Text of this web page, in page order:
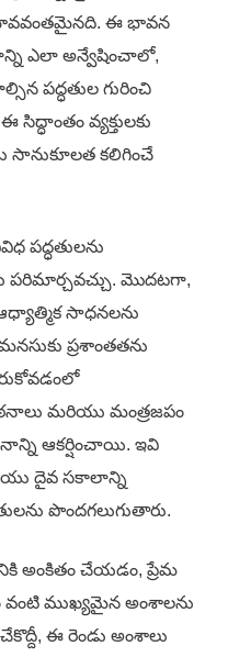
ఈ భావన
ఎలా అన్వేషించాలో,
పద్ధతుల గురించి
వ్యక్తులకు
కలిగించే
పద్ధతులను
పరిమార్చవచ్చు. మొదటగా,
సాధనలను
ప్రశాంతతను
మరియు మంత్రజపం
ఆకర్షించాయి. ఇవి
దైవ సకాలాన్ని
పొందగలుగుతారు.
అంకితం చేయడం, ప్రేమ
ముఖ్యమైన అంశాలను
ఈ రెండు అంశాలు